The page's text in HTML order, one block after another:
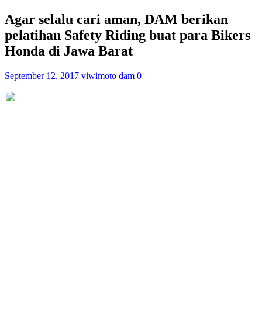
Agar selalu cari aman, DAM berikan
pelatihan Safety Riding buat para Bikers
Honda di Jawa Barat
September 12, 2017 viwimoto dam 0